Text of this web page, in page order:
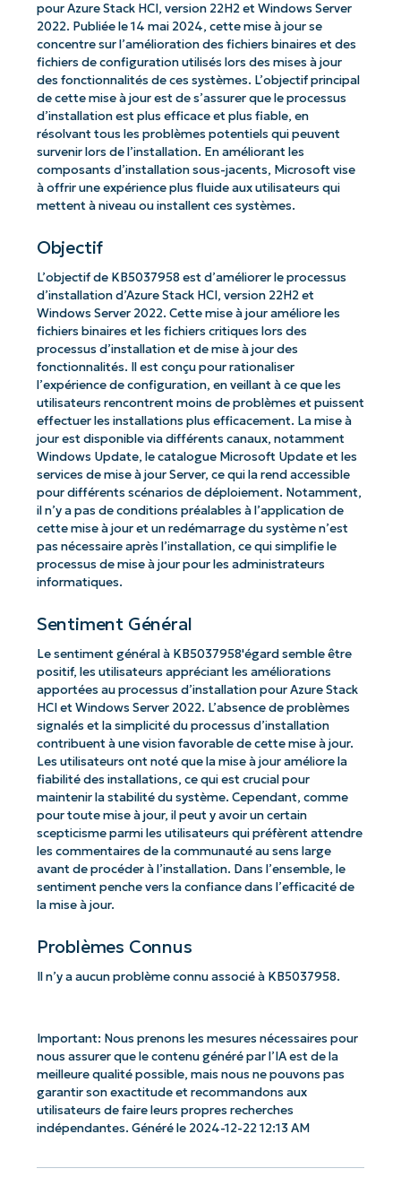
pour Azure Stack HCI, version 22H2 et Windows Server
2022. Publiée le 14 mai 2024, cette mise à jour se
concentre sur l’amélioration des fichiers binaires et des
fichiers de configuration utilisés lors des mises à jour
des fonctionnalités de ces systèmes. L’objectif principal
de cette mise à jour est de s’assurer que le processus
d’installation est plus efficace et plus fiable, en
résolvant tous les problèmes potentiels qui peuvent
survenir lors de l’installation. En améliorant les
composants d’installation sous-jacents, Microsoft vise
à offrir une expérience plus fluide aux utilisateurs qui
mettent à niveau ou installent ces systèmes.
Objectif
L’objectif de KB5037958 est d’améliorer le processus
d’installation d’Azure Stack HCI, version 22H2 et
Windows Server 2022. Cette mise à jour améliore les
fichiers binaires et les fichiers critiques lors des
processus d’installation et de mise à jour des
fonctionnalités. Il est conçu pour rationaliser
l’expérience de configuration, en veillant à ce que les
utilisateurs rencontrent moins de problèmes et puissent
effectuer les installations plus efficacement. La mise à
jour est disponible via différents canaux, notamment
Windows Update, le catalogue Microsoft Update et les
services de mise à jour Server, ce qui la rend accessible
pour différents scénarios de déploiement. Notamment,
il n’y a pas de conditions préalables à l’application de
cette mise à jour et un redémarrage du système n’est
pas nécessaire après l’installation, ce qui simplifie le
processus de mise à jour pour les administrateurs
informatiques.
Sentiment Général
Le sentiment général à KB5037958'égard semble être
positif, les utilisateurs appréciant les améliorations
apportées au processus d’installation pour Azure Stack
HCI et Windows Server 2022. L’absence de problèmes
signalés et la simplicité du processus d’installation
contribuent à une vision favorable de cette mise à jour.
Les utilisateurs ont noté que la mise à jour améliore la
fiabilité des installations, ce qui est crucial pour
maintenir la stabilité du système. Cependant, comme
pour toute mise à jour, il peut y avoir un certain
scepticisme parmi les utilisateurs qui préfèrent attendre
les commentaires de la communauté au sens large
avant de procéder à l’installation. Dans l’ensemble, le
sentiment penche vers la confiance dans l’efficacité de
la mise à jour.
Problèmes Connus
Il n’y a aucun problème connu associé à KB5037958.
Important: Nous prenons les mesures nécessaires pour
nous assurer que le contenu généré par l’IA est de la
meilleure qualité possible, mais nous ne pouvons pas
garantir son exactitude et recommandons aux
utilisateurs de faire leurs propres recherches
indépendantes. Généré le 2024-12-22 12:13 AM